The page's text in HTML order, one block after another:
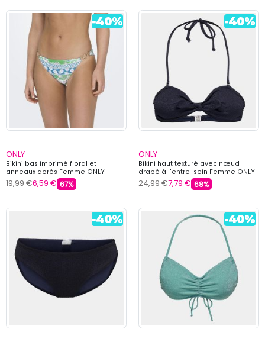
ONLY
Bikini bas imprimé floral et
anneaux dorés Femme ONLY
19,99 €6,59 € 67%
ONLY
Bikini haut texturé avec nœud
drapé à l'entre-sein Femme ONLY
24,99 €7,79 € 68%